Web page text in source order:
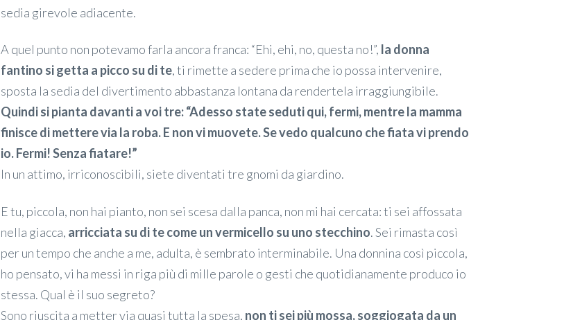
sedia girevole adiacente.
A quel punto non potevamo farla ancora franca: “Ehi, ehi, no, questa no!”, la donna
fantino si getta a picco su di te, ti rimette a sedere prima che io possa intervenire,
sposta la sedia del divertimento abbastanza lontana da rendertela irraggiungibile.
Quindi si pianta davanti a voi tre: “Adesso state seduti qui, fermi, mentre la mamma
finisce di mettere via la roba. E non vi muovete. Se vedo qualcuno che fiata vi prendo
io. Fermi! Senza fiatare!”
In un attimo, irriconoscibili, siete diventati tre gnomi da giardino.
E tu, piccola, non hai pianto, non sei scesa dalla panca, non mi hai cercata: ti sei affossata
nella giacca, arricciata su di te come un vermicello su uno stecchino. Sei rimasta così
per un tempo che anche a me, adulta, è sembrato interminabile. Una donnina così piccola,
ho pensato, vi ha messi in riga più di mille parole o gesti che quotidianamente produco io
stessa. Qual è il suo segreto?
Sono riuscita a metter via quasi tutta la spesa, non ti sei più mossa, soggiogata da un